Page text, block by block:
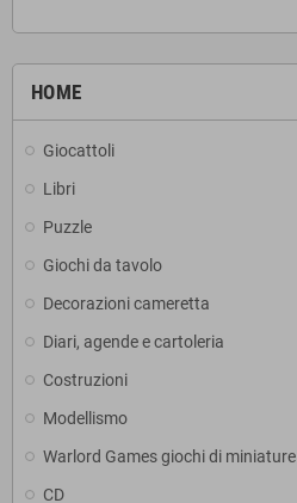
HOME
Giocattoli
Libri
Puzzle
Giochi da tavolo
Decorazioni cameretta
Diari, agende e cartoleria
Costruzioni
Modellismo
Warlord Games giochi di miniature
CD